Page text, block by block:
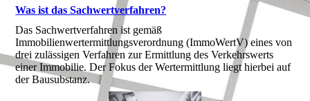
Was ist das Sachwertverfahren?
Das Sachwertverfahren ist gemäß
Immobilienwertermittlungsverordnung (ImmoWertV) eines von
drei zulässigen Verfahren zur Ermittlung des Verkehrswerts
einer Immobilie. Der Fokus der Wertermittlung liegt hierbei auf
der Bausubstanz.